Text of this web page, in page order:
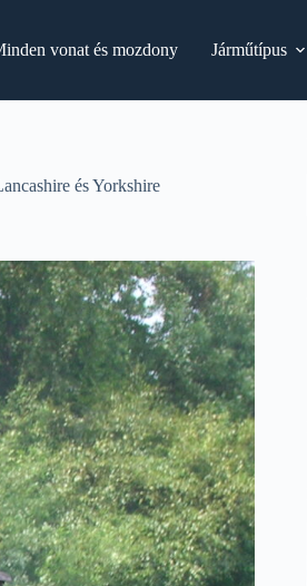
vonat és mozdony Járműtípus
és Yorkshire